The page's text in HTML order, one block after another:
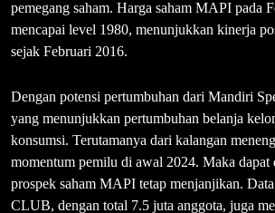
pemegang saham. Harga saham MAPI pada
mencapai level 1980, menunjukkan kinerja
sejak Februari 2016.
Dengan potensi pertumbuhan dari Mandiri
yang menunjukkan pertumbuhan belanja
konsumsi. Terutamanya dari kalangan
momentum pemilu di awal 2024. Maka dapat
prospek saham MAPI tetap menjanjikan.
CLUB, dengan total 7.5 juta anggota, juga